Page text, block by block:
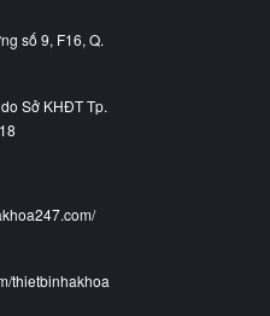
số 9, F16, Q.
Sở KHĐT Tp.
thietbinhakhoa